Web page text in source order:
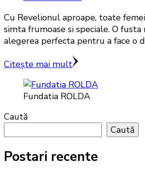
Cu Revelionul aproape, toate
simta frumoase si speciale. O fusta
alegerea perfecta pentru a face o
Citește mai mult
Fundatia ROLDA
Caută
Caută
Postari recente